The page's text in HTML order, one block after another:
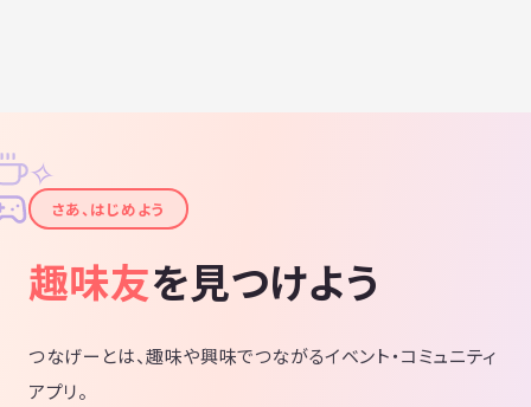
✦
✧
さあ、はじめよう
趣味友を見つけよう
つなげーとは、趣味や興味でつながるイベント・コミュニティ
アプリ。